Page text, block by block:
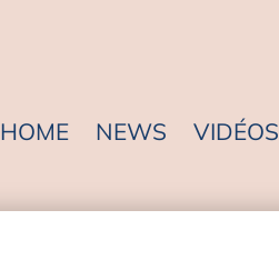
HOME NEWS VIDÉOS